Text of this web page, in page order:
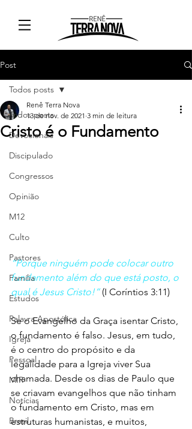
Post
Todos posts
Devocionais
Discipulado
Congressos
Opinião
M12
Culto
Pastores
Família
Estudos
Palavra Apostólica
Igreja
Pessoal
MIR
Notícias
Brasil
Todos posts
Cristo é o Fundamento
Renê Terra Nova
13 de nov. de 2021 3 min de leitura
“Porque ninguém pode colocar outro
fundamento além do que está posto, o
qual é Jesus Cristo!” (I Coríntios 3:11)
Se o Evangelho da Graça isentar Cristo,
o fundamento é falso. Jesus, em tudo,
é o centro do propósito e da
legalidade para a Igreja viver Sua
chamada. Desde os dias de Paulo que
se criavam evangelhos que não tinham
o fundamento em Cristo, mas em
estruturas humanistas, e muitos,